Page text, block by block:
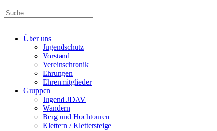
Über uns
Jugendschutz
Vorstand
Vereinschronik
Ehrungen
Ehrenmitglieder
Gruppen
Jugend JDAV
Wandern
Berg und Hochtouren
Klettern / Klettersteige